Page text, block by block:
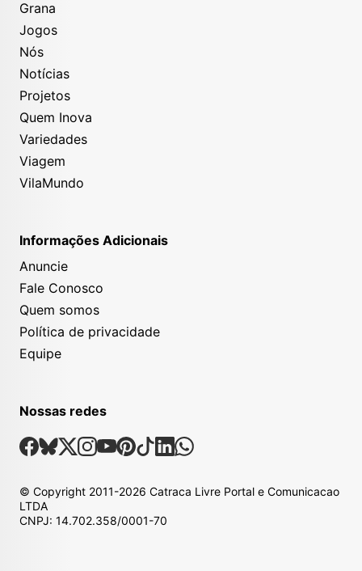
Grana
Jogos
Nós
Notícias
Projetos
Quem Inova
Variedades
Viagem
VilaMundo
Informações Adicionais
Anuncie
Fale Conosco
Quem somos
Política de privacidade
Equipe
Nossas redes
Nossas Redes Sociais
Facebook
Bsky
X Instagram
Youtube
Pinterest
TiktokLinkedin
Whatsapp
© Copyright 2011-2026 Catraca Livre Portal e Comunicacao
LTDA
CNPJ: 14.702.358/0001-70